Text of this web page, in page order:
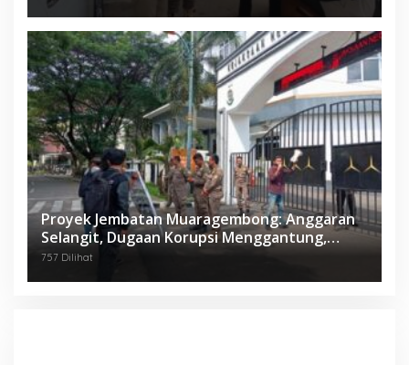
Proyek Jembatan Muaragembong: Anggaran
Selangit, Dugaan Korupsi Menggantung,
Mahasiswa Geruduk Kejari Bekasi!
757 Dilihat